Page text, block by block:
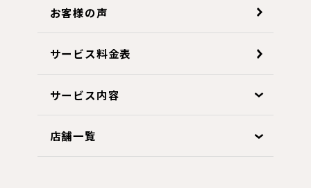
お客様の声
サービス料金表
サービス内容
店舗一覧